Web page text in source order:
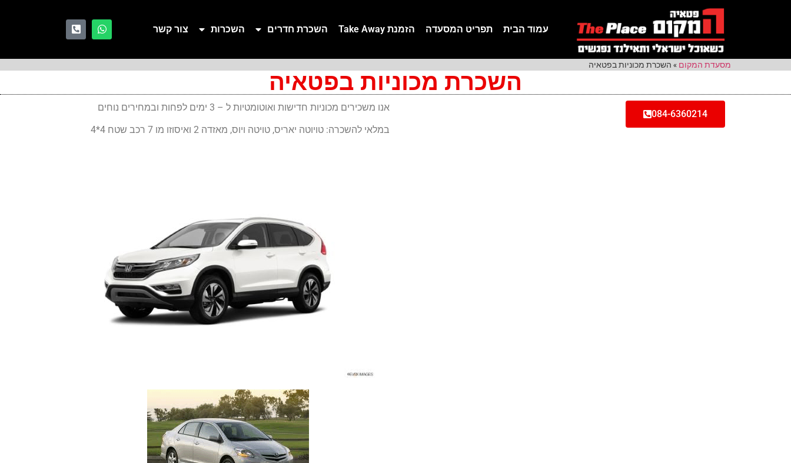
עמוד הבית תפריט המסעדה הזמנת Take Away השכרת חדרים השכרות צור קשר
מסעדת המקום » השכרת מכוניות בפטאיה
השכרת מכוניות בפטאיה
084-6360214
אנו משכירים מכוניות חדישות ואוטומטיות ל – 3 ימים לפחות ובמחירים נוחים
במלאי להשכרה: טויוטה יאריס, טויטה ויוס, מאזדה 2 ואיסוזו מו 7 רכב שטח 4*4